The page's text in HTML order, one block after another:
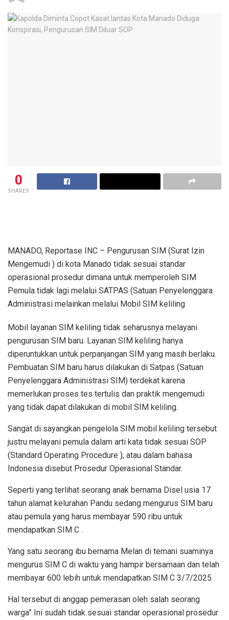
0
SHARES
MANADO, Reportase INC – Pengurusan SIM (Surat Izin
Mengemudi ) di kota Manado tidak sesuai standar
operasional prosedur dimana untuk memperoleh SIM
Pemula tidak lagi melalui SATPAS (Satuan Penyelenggara
Administrasi melainkan melalui Mobil SIM keliling
Mobil layanan SIM keliling tidak seharusnya melayani
pengurusan SIM baru. Layanan SIM keliling hanya
diperuntukkan untuk perpanjangan SIM yang masih berlaku.
Pembuatan SIM baru harus dilakukan di Satpas (Satuan
Penyelenggara Administrasi SIM) terdekat karena
memerlukan proses tes tertulis dan praktik mengemudi
yang tidak dapat dilakukan di mobil SIM keliling.
Sangat di sayangkan pengelola SIM mobil keliling tersebut
justru melayani pemula dalam arti kata tidak sesuai SOP
(Standard Operating Procedure ), atau dalam bahasa
Indonesia disebut Prosedur Operasional Standar.
Seperti yang terlihat seorang anak bernama Disel usia 17
tahun alamat kelurahan Pandu sedang mengurus SIM baru
atau pemula yang harus membayar 590 ribu untuk
mendapatkan SIM C .
Yang satu seorang ibu bernama Melan di temani suaminya
mengurus SIM C di waktu yang hampir bersamaan dan telah
membayar 600 lebih untuk mendapatkan SIM C 3/7/2025
Hal tersebut di anggap pemerasan oleh salah seorang
warga” Ini sudah tidak sesuai standar operasional prosedur